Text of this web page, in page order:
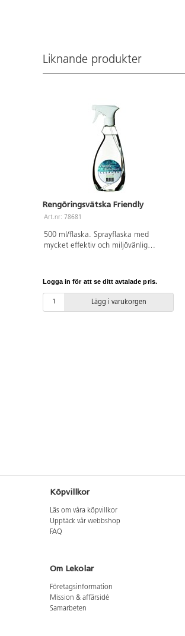
Liknande produkter
Rengöringsvätska Friendly
Art.nr: 78681
500 ml/flaska. Sprayflaska med
mycket effektiv och miljövänlig
Logga in för att se ditt avtalade pris.
Lägg i varukorgen
Köpvillkor
Läs om våra köpvillkor
Upptäck vår webbshop
FAQ
Om Lekolar
Företagsinformation
Mission & affärsidé
Samarbeten